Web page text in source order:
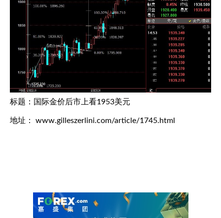
标题：国际金价后市上看1953美元
地址： www.gilleszerlini.com/article/1745.html